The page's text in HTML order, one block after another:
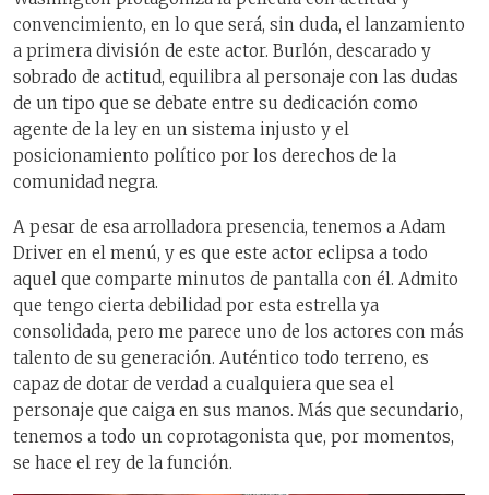
convencimiento, en lo que será, sin duda, el lanzamiento
a primera división de este actor. Burlón, descarado y
sobrado de actitud, equilibra al personaje con las dudas
de un tipo que se debate entre su dedicación como
agente de la ley en un sistema injusto y el
posicionamiento político por los derechos de la
comunidad negra.
A pesar de esa arrolladora presencia, tenemos a Adam
Driver en el menú, y es que este actor eclipsa a todo
aquel que comparte minutos de pantalla con él. Admito
que tengo cierta debilidad por esta estrella ya
consolidada, pero me parece uno de los actores con más
talento de su generación. Auténtico todo terreno, es
capaz de dotar de verdad a cualquiera que sea el
personaje que caiga en sus manos. Más que secundario,
tenemos a todo un coprotagonista que, por momentos,
se hace el rey de la función.